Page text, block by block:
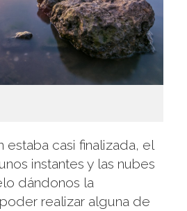
estaba casi finalizada, el
instantes y las nubes
dándonos la
realizar alguna de